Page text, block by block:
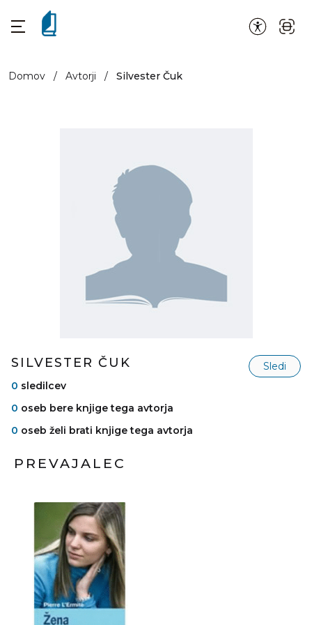
Domov / Avtorji / Silvester Čuk
SILVESTER ČUK
Sledi
0 sledilcev
0 oseb bere knjige tega avtorja
0 oseb želi brati knjige tega avtorja
PREVAJALEC